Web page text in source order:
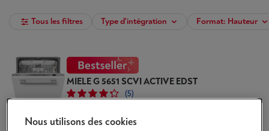
Tous les filtres Type d'intégration Format: Hauteur
MIELE G 5651 SCVI ACTIVE EDST
(5)
Écochèques
Nous utilisons des cookies